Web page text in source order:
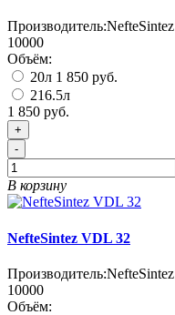
Производитель:NefteSintez
10000
Объём:
20л 1 850 руб.
216.5л
1 850 руб.
+
-
В корзину
NefteSintez VDL 32
Производитель:NefteSintez
10000
Объём: